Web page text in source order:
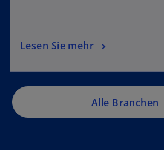
Lesen Sie mehr
Alle Branchen